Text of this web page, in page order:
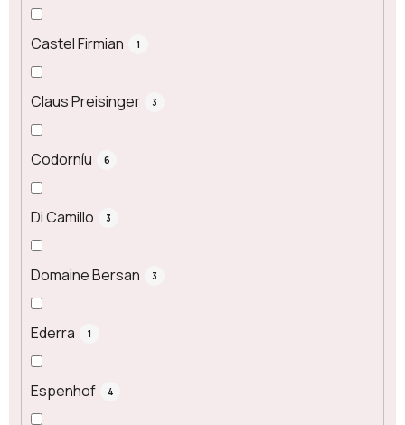
Castel Firmian 1
Claus Preisinger 3
Codorníu 6
Di Camillo 3
Domaine Bersan 3
Ederra 1
Espenhof 4